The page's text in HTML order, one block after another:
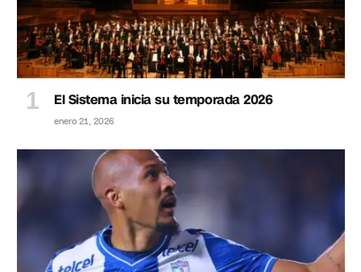
El Sistema inicia su temporada 2026
enero 21, 2026